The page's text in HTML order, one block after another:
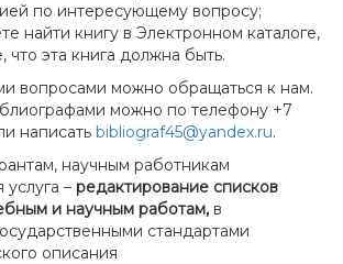
по интересующему вопросу;
найти книгу в Электронном каталоге,
что эта книга должна быть.
вопросами можно обращаться к нам.
можно по телефону +7
написать bibliograf45@yandex.ru.
научным работникам
услуга – редактирование списков
и научным работам, в
стандартами
описания